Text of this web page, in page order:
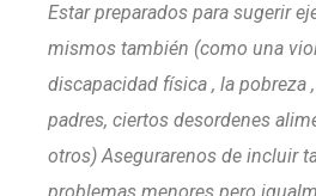
Estar preparados para sugerir
mismos también (como una
discapacidad física , la pobreza
padres, ciertos desordenes
otros) Asegurarenos de incluir